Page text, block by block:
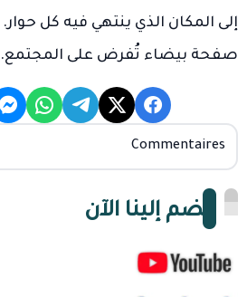
إلى المكان الذي ينتهي فيه كل
صفحة بيضاء تُفرض على المجتمع.
Commentaires
انضم إلينا الآن